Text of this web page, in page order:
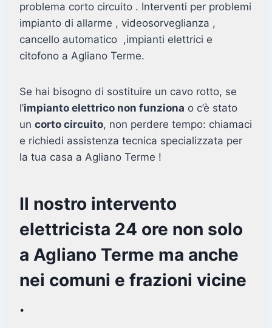
problema corto circuito . Interventi per problemi
impianto di allarme , videosorveglianza ,
cancello automatico ,impianti elettrici e
citofono a Agliano Terme.
Se hai bisogno di sostituire un cavo rotto, se
l’impianto elettrico non funziona o c’è stato
un corto circuito, non perdere tempo: chiamaci
e richiedi assistenza tecnica specializzata per
la tua casa a Agliano Terme !
Il nostro intervento
elettricista 24 ore non solo
a Agliano Terme ma anche
nei comuni e frazioni vicine
.